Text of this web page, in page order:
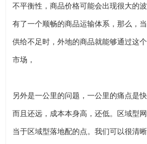
不平衡性，商品价格可能会出现很大的
有了一个顺畅的商品运输体系，那么，
供给不足时，外地的商品就能够通过这
市场，
另外是一公里的问题，一公里的痛点是
而且还远，成本本身高，还低。区域型
当于区域型落地配的点。我们可以很清